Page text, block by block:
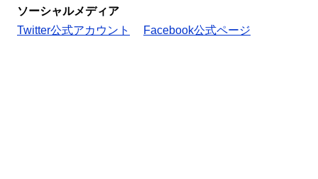
ソーシャルメディア
Twitter公式アカウント
Facebook公式ページ